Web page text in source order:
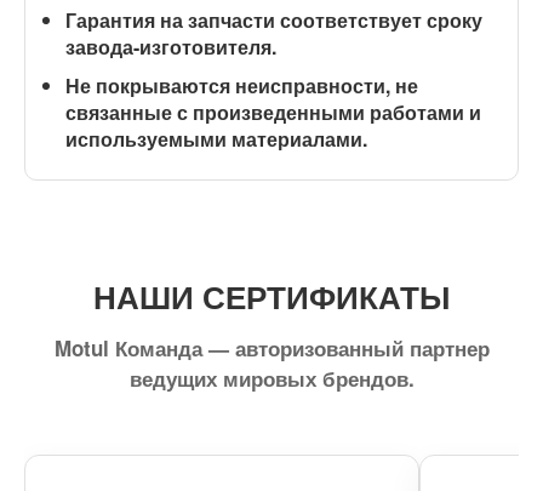
Гарантия на запчасти соответствует сроку
завода-изготовителя.
Не покрываются неисправности, не
связанные с произведенными работами и
используемыми материалами.
НАШИ СЕРТИФИКАТЫ
Motul Команда — авторизованный партнер
ведущих мировых брендов.